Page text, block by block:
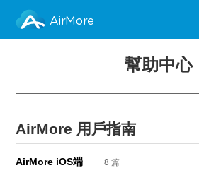
AirMore
幫助中心
AirMore 用戶指南
AirMore iOS端 8 篇